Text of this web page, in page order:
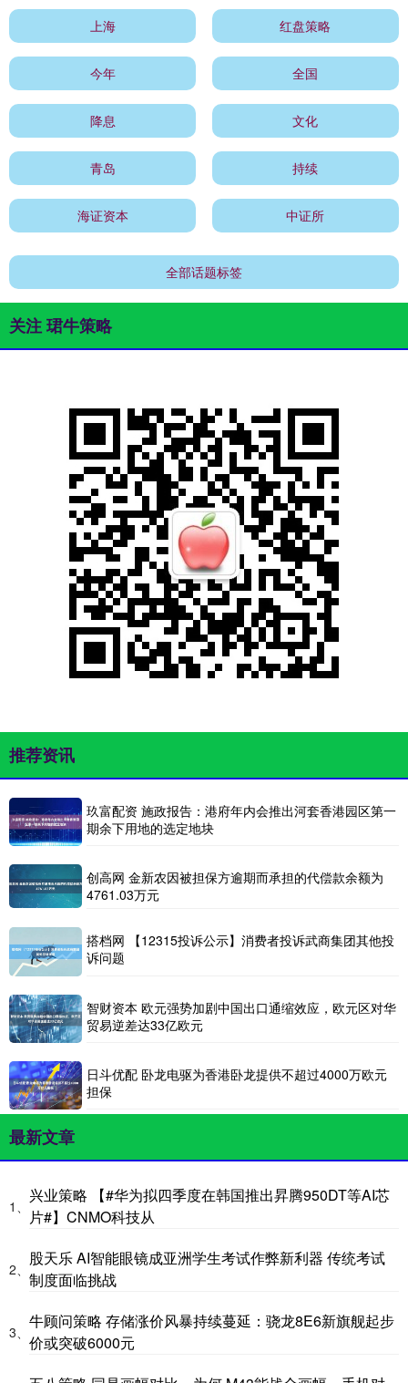
上海 红盘策略
今年 全国
降息 文化
青岛 持续
海证资本 中证所
全部话题标签
关注 珺牛策略
推荐资讯
玖富配资 施政报告：港府年内会推出河套香港园区第一
期余下用地的选定地块
创高网 金新农因被担保方逾期而承担的代偿款余额为
4761.03万元
搭档网 【12315投诉公示】消费者投诉武商集团其他投
诉问题
智财资本 欧元强势加剧中国出口通缩效应，欧元区对华
贸易逆差达33亿欧元
日斗优配 卧龙电驱为香港卧龙提供不超过4000万欧元
担保
最新文章
1、
兴业策略 【#华为拟四季度在韩国推出昇腾950DT等AI芯
片#】CNMO科技从
2、
股天乐 AI智能眼镜成亚洲学生考试作弊新利器 传统考试
制度面临挑战
3、
牛顾问策略 存储涨价风暴持续蔓延：骁龙8E6新旗舰起步
价或突破6000元